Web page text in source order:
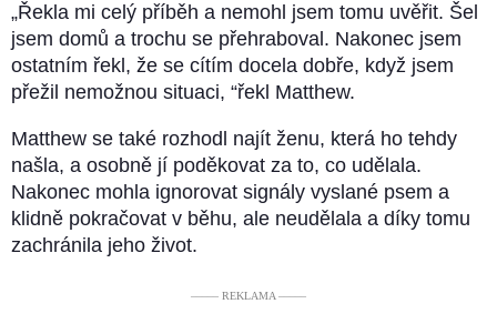
„Řekla mi celý příběh a nemohl jsem tomu uvěřit. Šel
jsem domů a trochu se přehraboval. Nakonec jsem
ostatním řekl, že se cítím docela dobře, když jsem
přežil nemožnou situaci, “řekl Matthew.
Matthew se také rozhodl najít ženu, která ho tehdy
našla, a osobně jí poděkovat za to, co udělala.
Nakonec mohla ignorovat signály vyslané psem a
klidně pokračovat v běhu, ale neudělala a díky tomu
zachránila jeho život.
––––– REKLAMA –––––